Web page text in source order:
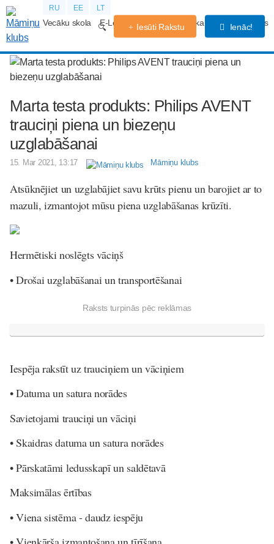
RU EE LT
Vecāku skola E-Lekcijas Grūtniecības kalendārs Forums
Iesūti Rakstu Ienāc!
Marta testa produkts: Philips AVENT
trauciņi piena un biezeņu
uzglabāšanai
15. Mar 2021, 13:17 Māmiņu klubs
Atsūknējiet un uzglabājiet savu krūts pienu un barojiet ar to
mazuli, izmantojot mūsu piena uzglabāšanas krūzīti.
Hermētiski noslēgts vāciņš
• Drošai uzglabāšanai un transportēšanai
Raksts turpinās pēc reklāmas
Iespēja rakstīt uz trauciņiem un vāciņiem
• Datuma un satura norādes
Savietojami trauciņi un vāciņi
• Skaidras datuma un satura norādes
• Pārskatāmi ledusskapī un saldētavā
Maksimālas ērtības
• Viena sistēma - daudz iespēju